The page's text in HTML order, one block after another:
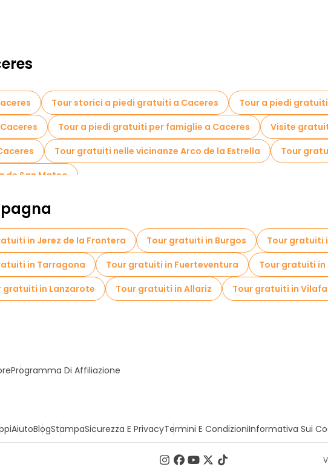
Tour storici a piedi gratuiti a Caceres
Tour a piedi
Tour a piedi gratuiti per famiglie a Caceres
Visite
Tour gratuiti nelle vicinanze Arco de la Estrella
Tour
de San Mateo
in Jerez de la Frontera Tour gratuiti in Burgos
Tour gratuiti
in Tarragona Tour gratuiti in Fuerteventura
Tour gratuiti in
gratuiti in Lanzarote Tour gratuiti in Allariz
Tour gratuiti in
Programma Di Affiliazione
AiutoBlogStampaSicurezza E PrivacyTermini E CondizioniInformativa Sui